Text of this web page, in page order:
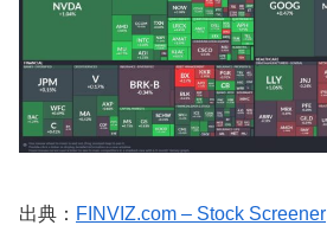
出典： FINVIZ.com – Stock Screener